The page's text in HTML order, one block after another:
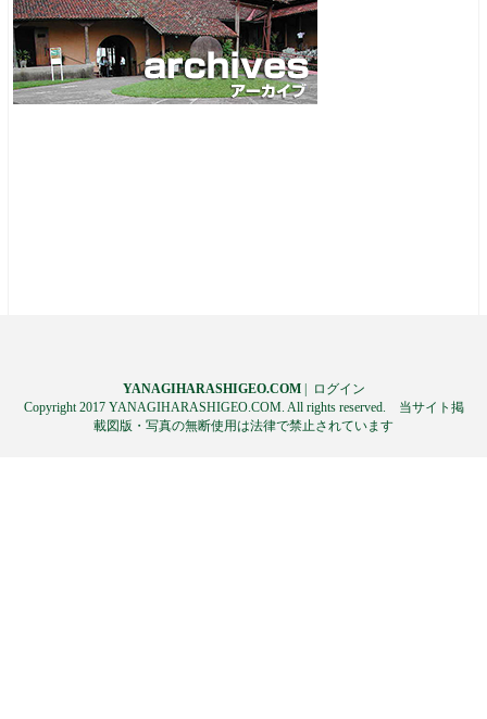
YANAGIHARASHIGEO.COM|
ログイン
Copyright 2017 YANAGIHARASHIGEO.COM. All rights reserved. 当サイト掲
載図版・写真の無断使用は法律で禁止されています